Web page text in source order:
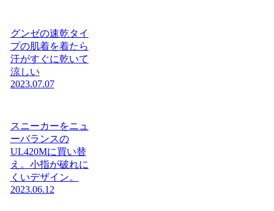
グンゼの速乾タイ
プの肌着を着たら
汗がすぐに乾いて
涼しい
2023.07.07
スニーカーをニュ
ーバランスの
UL420Mに買い替
え。小指が破れに
くいデザイン。
2023.06.12